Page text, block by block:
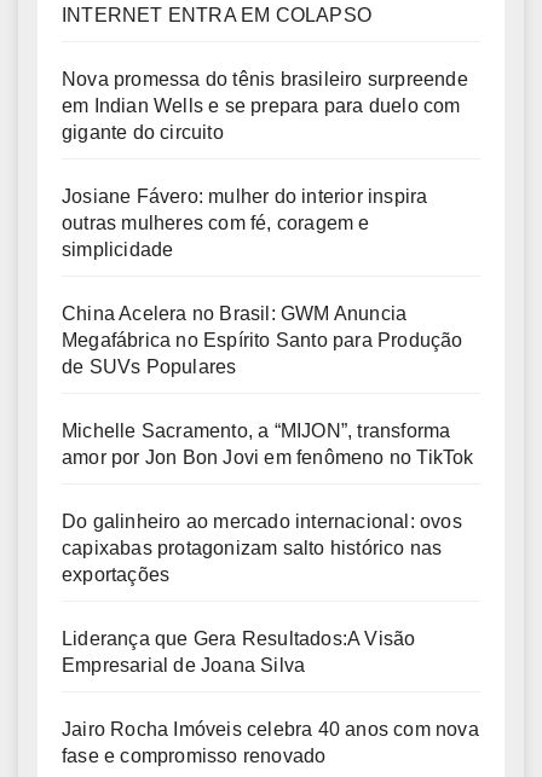
INTERNET ENTRA EM COLAPSO
Nova promessa do tênis brasileiro surpreende
em Indian Wells e se prepara para duelo com
gigante do circuito
Josiane Fávero: mulher do interior inspira
outras mulheres com fé, coragem e
simplicidade
China Acelera no Brasil: GWM Anuncia
Megafábrica no Espírito Santo para Produção
de SUVs Populares
Michelle Sacramento, a “MIJON”, transforma
amor por Jon Bon Jovi em fenômeno no TikTok
Do galinheiro ao mercado internacional: ovos
capixabas protagonizam salto histórico nas
exportações
Liderança que Gera Resultados:A Visão
Empresarial de Joana Silva
Jairo Rocha Imóveis celebra 40 anos com nova
fase e compromisso renovado